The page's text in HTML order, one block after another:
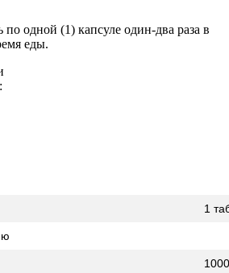
по одной (1) капсуле один-два раза в
еды.
1